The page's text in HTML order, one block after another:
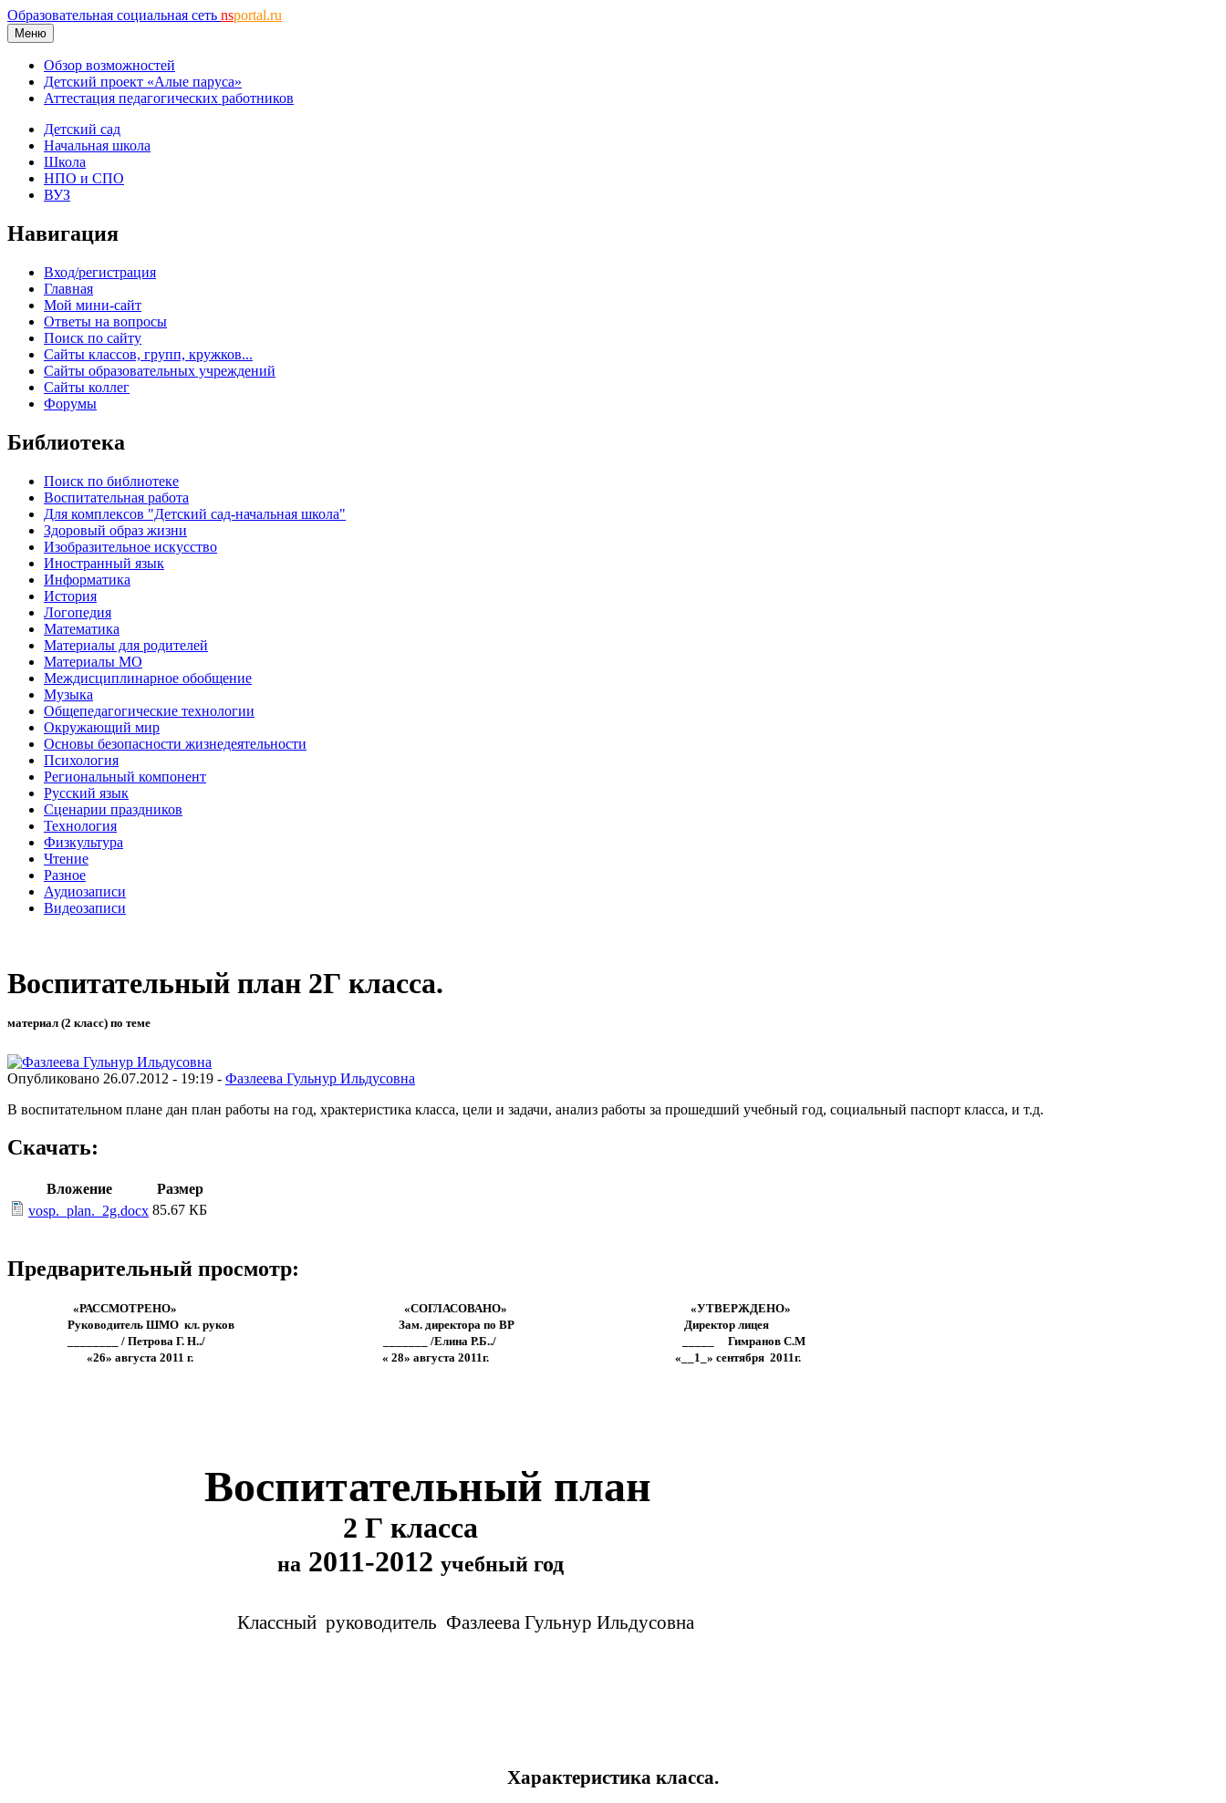
Образовательная социальная сеть nsportal.ru
Меню
Обзор возможностей
Детский проект «Алые паруса»
Аттестация педагогических работников
Детский сад
Начальная школа
Школа
НПО и СПО
ВУЗ
Навигация
Вход/регистрация
Главная
Мой мини-сайт
Ответы на вопросы
Поиск по сайту
Сайты классов, групп, кружков...
Сайты образовательных учреждений
Сайты коллег
Форумы
Библиотека
Поиск по библиотеке
Воспитательная работа
Для комплексов "Детский сад-начальная школа"
Здоровый образ жизни
Изобразительное искусство
Иностранный язык
Информатика
История
Логопедия
Математика
Материалы для родителей
Материалы МО
Междисциплинарное обобщение
Музыка
Общепедагогические технологии
Окружающий мир
Основы безопасности жизнедеятельности
Психология
Региональный компонент
Русский язык
Сценарии праздников
Технология
Физкультура
Чтение
Разное
Аудиозаписи
Видеозаписи
Воспитательный план 2Г класса.
материал (2 класс) по теме
Опубликовано 26.07.2012 - 19:19 - Фазлеева Гульнур Ильдусовна
В воспитательном плане дан план работы на год, храктеристика класса, цели и задачи, анализ работы за прошедший учебный год, социальный паспорт класса, и т.д.
Скачать:
Вложение
Размер
vosp._plan._2g.docx 85.67 КБ
Предварительный просмотр:
«РАССМОТРЕНО» «СОГЛАСОВАНО» «УТВЕРЖДЕНО»
Руководитель ШМО кл. руков Зам. директора по ВР Директор лицея
________ / Петрова Г. Н../ _______ /Елина Р.Б../ _____ Гимранов С.М
«26» августа 2011 г. « 28» августа 2011г. «__1_» сентября 2011г.
Воспитательный план
2 Г класса
на 2011-2012 учебный год
Классный руководитель Фазлеева Гульнур Ильдусовна
Характеристика класса.